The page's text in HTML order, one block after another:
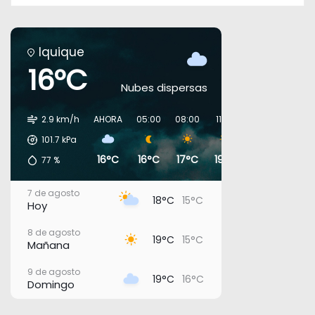
Iquique
16°C Nubes dispersas
2.9 km/h
101.7 kPa
77 %
AHORA
16°C
05:00
16°C
08:00
17°C
11:00
19°C
7 de agosto
Hoy 18°C 15°C
8 de agosto
Mañana 19°C 15°C
9 de agosto
Domingo 19°C 16°C